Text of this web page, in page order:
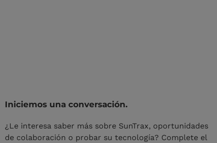
Iniciemos una conversación.
¿Le interesa saber más sobre SunTrax, oportunidades
de colaboración o probar su tecnología? Complete el